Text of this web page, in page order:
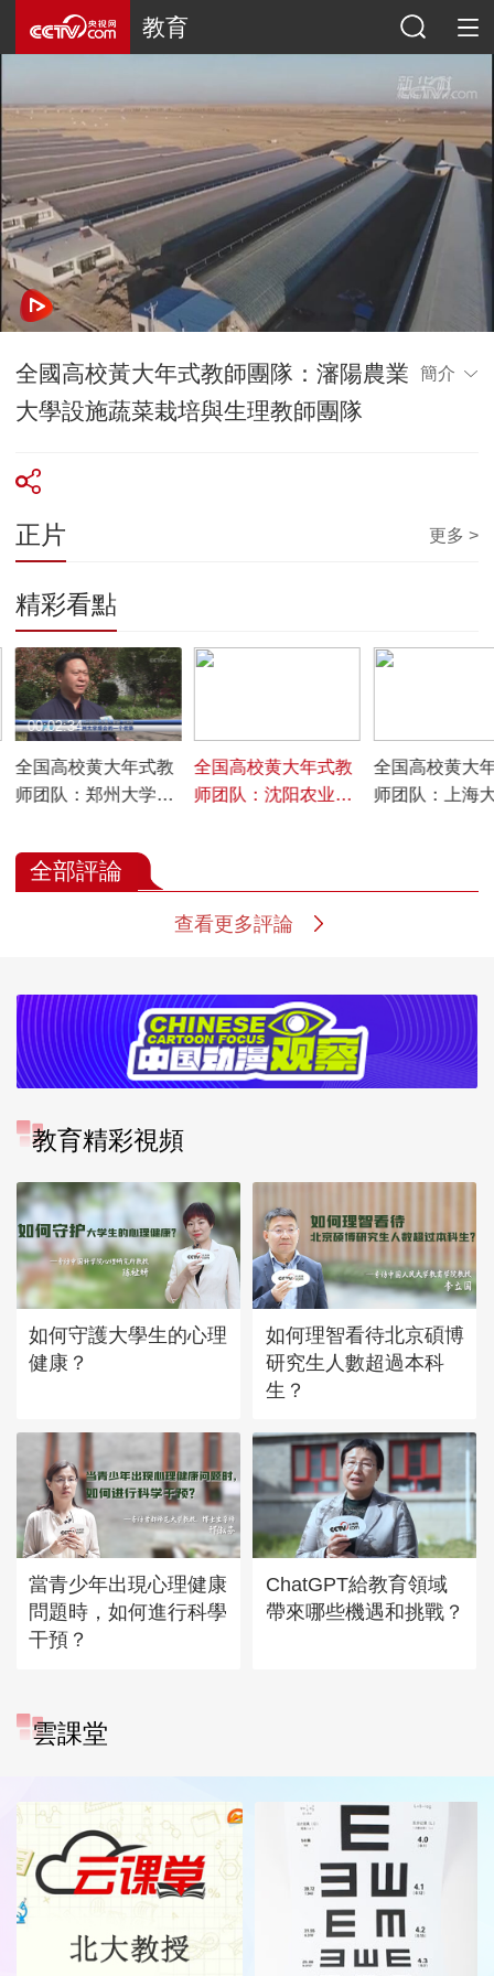
教育
全國高校黃大年式教師團隊：瀋陽農業
大學設施蔬菜栽培與生理教師團隊
簡介
正片 更多 >
精彩看點
全国高校黄大年式教
师团队：郑州大学水
队
00:02:34
全国高校黄大年式教
师团队：沈阳农业大
全国高校黄大
师团队：上海
全部評論
查看更多評論
教育精彩視頻
如何守護大學生的心理
健康？
如何理智看待北京碩博
研究生人數超過本科
生？
當青少年出現心理健康
問題時，如何進行科學
干預？
ChatGPT給教育領域
帶來哪些機遇和挑戰？
雲課堂